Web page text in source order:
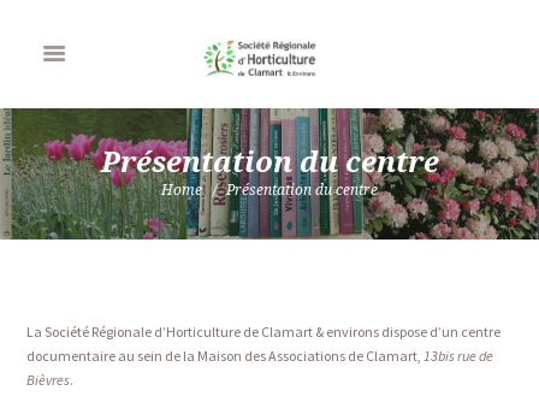
Présentation du centre
Home Présentation du centre
La Société Régionale d’Horticulture de Clamart & environs dispose d’un centre
documentaire au sein de la Maison des Associations de Clamart,13bis rue de
Bièvres.